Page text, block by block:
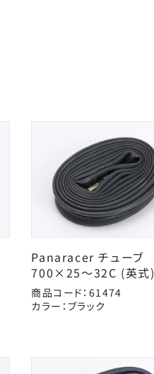
Panaracer チューブ
700×25～32C (英式)
商品コード：61474
カラー：ブラック